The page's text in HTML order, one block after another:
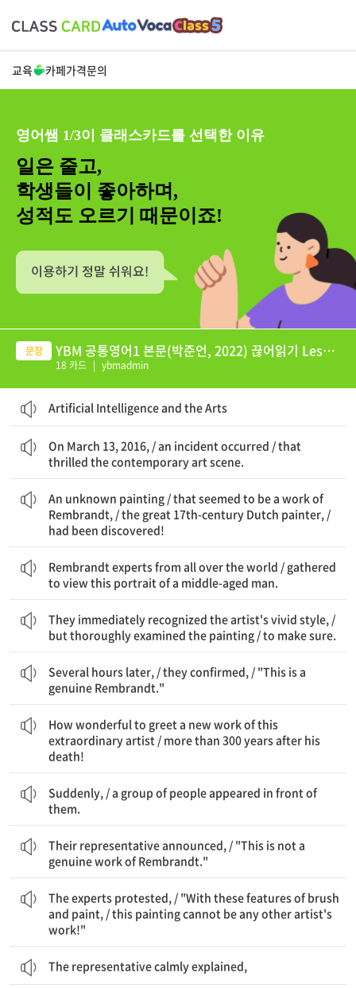
교육 카페가격문의
영어쌤 1/3이 클래스카드를 선택한 이유
일은 줄고,
학생들이 좋아하며,
성적도 오르기 때문이죠!
YBM 공통영어1 본문(박준언, 2022) 끊어읽기 Lesso
n 4.1-4.2
18 카드 | ybmadmin
Artificial Intelligence and the Arts
On March 13, 2016, / an incident occurred / that
thrilled the contemporary art scene.
An unknown painting / that seemed to be a work of
Rembrandt, / the great 17th-century Dutch painter, /
had been discovered!
Rembrandt experts from all over the world / gathered
to view this portrait of a middle-aged man.
They immediately recognized the artist's vivid style, /
but thoroughly examined the painting / to make sure.
Several hours later, / they confirmed, / "This is a
genuine Rembrandt."
How wonderful to greet a new work of this
extraordinary artist / more than 300 years after his
death!
Suddenly, / a group of people appeared in front of
them.
Their representative announced, / "This is not a
genuine work of Rembrandt."
The experts protested, / "With these features of brush
and paint, / this painting cannot be any other artist's
work!"
The representative calmly explained,